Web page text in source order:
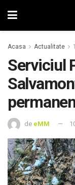
Acasa Actualitate
Serviciul
de eMM